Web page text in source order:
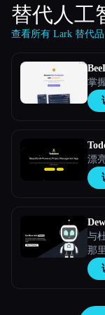
替代人工
查看所有 Lark 替代
掌
漂
与
那